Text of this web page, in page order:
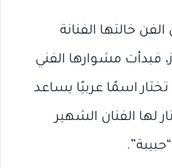
خالتها الفنانة
فبدأت مشوارها الفني
اسمًا عربيًا يساعد
لها الفنان الشهير